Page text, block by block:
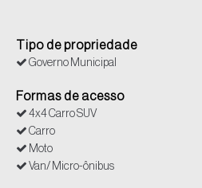
Tipo de propriedade
Governo Municipal
Formas de acesso
4x4 Carro SUV
Carro
Moto
Van/ Micro-ônibus